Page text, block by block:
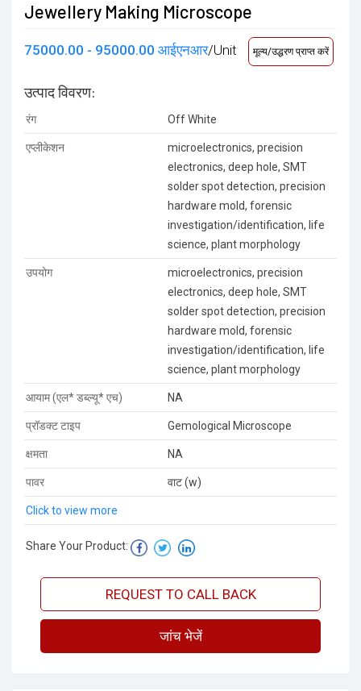
Jewellery Making Microscope
75000.00 - 95000.00 आईएनआर/Unit मूल्य/उद्धरण प्राप्त करें
उत्पाद विवरण:
रंग Off White
एप्लीकेशन
microelectronics, precision
electronics, deep hole, SMT
solder spot detection, precision
hardware mold, forensic
investigation/identification, life
science, plant morphology
उपयोग
microelectronics, precision
electronics, deep hole, SMT
solder spot detection, precision
hardware mold, forensic
investigation/identification, life
science, plant morphology
आयाम (एल* डब्ल्यू* एच) NA
प्रॉडक्ट टाइप Gemological Microscope
क्षमता NA
पावर वाट (w)
Click to view more
Share Your Product:
REQUEST TO CALL BACK
जांच भेजें